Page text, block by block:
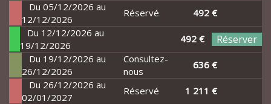
Du 05/12/2026 au
12/12/2026
Réservé
492 €
Du 12/12/2026 au
19/12/2026
492 € Réserver
Du 19/12/2026 au
26/12/2026
Consultez-
nous
636 €
Du 26/12/2026 au
02/01/2027
Réservé
1 211 €